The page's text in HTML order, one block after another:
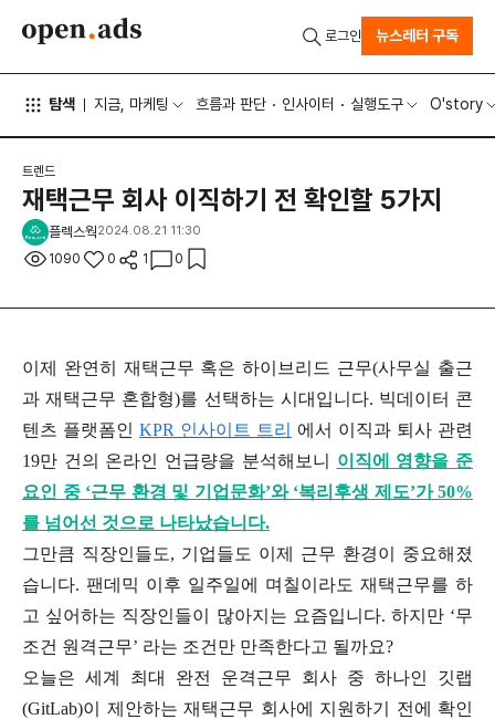
탐색 지금, 마케팅 흐름과 판단 인사이터 실행도구 O'story
로그인 뉴스레터 구독
트렌드
재택근무 회사 이직하기 전 확인할 5가지
플렉스웍2024.08.21 11:30
1090 0 1 0
이제 완연히 재택근무 혹은 하이브리드 근무(사무실 출근
과 재택근무 혼합형)를 선택하는 시대입니다. 빅데이터 콘
텐츠 플랫폼인 KPR 인사이트 트리
에서 이직과 퇴사 관련
19만 건의 온라인 언급량을 분석해보니 이직에 영향을 준
요인 중 ‘근무 환경 및 기업문화’와 ‘복리후생 제도’가 50%
를 넘어선 것으로 나타났습니다.
그만큼 직장인들도, 기업들도 이제 근무 환경이 중요해졌
습니다. 팬데믹 이후 일주일에 며칠이라도 재택근무를 하
고 싶어하는 직장인들이 많아지는 요즘입니다. 하지만 ‘무
조건 원격근무’ 라는 조건만 만족한다고 될까요?
오늘은 세계 최대 완전 운격근무 회사 중 하나인 깃랩
(GitLab)이 제안하는 재택근무 회사에 지원하기 전에 확인